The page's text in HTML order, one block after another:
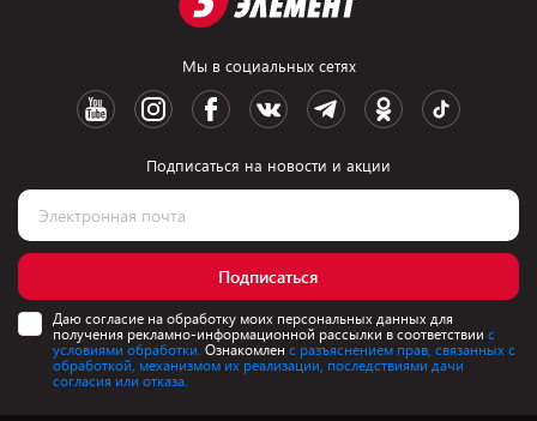
Мы в социальных сетях
Подписаться на новости и акции
Подписаться
Даю согласие на обработку моих персональных данных для
получения рекламно-информационной рассылки в соответствии с
условиями обработки. Ознакомлен с разъяснением прав, связанных с
обработкой, механизмом их реализации, последствиями дачи
согласия или отказа.